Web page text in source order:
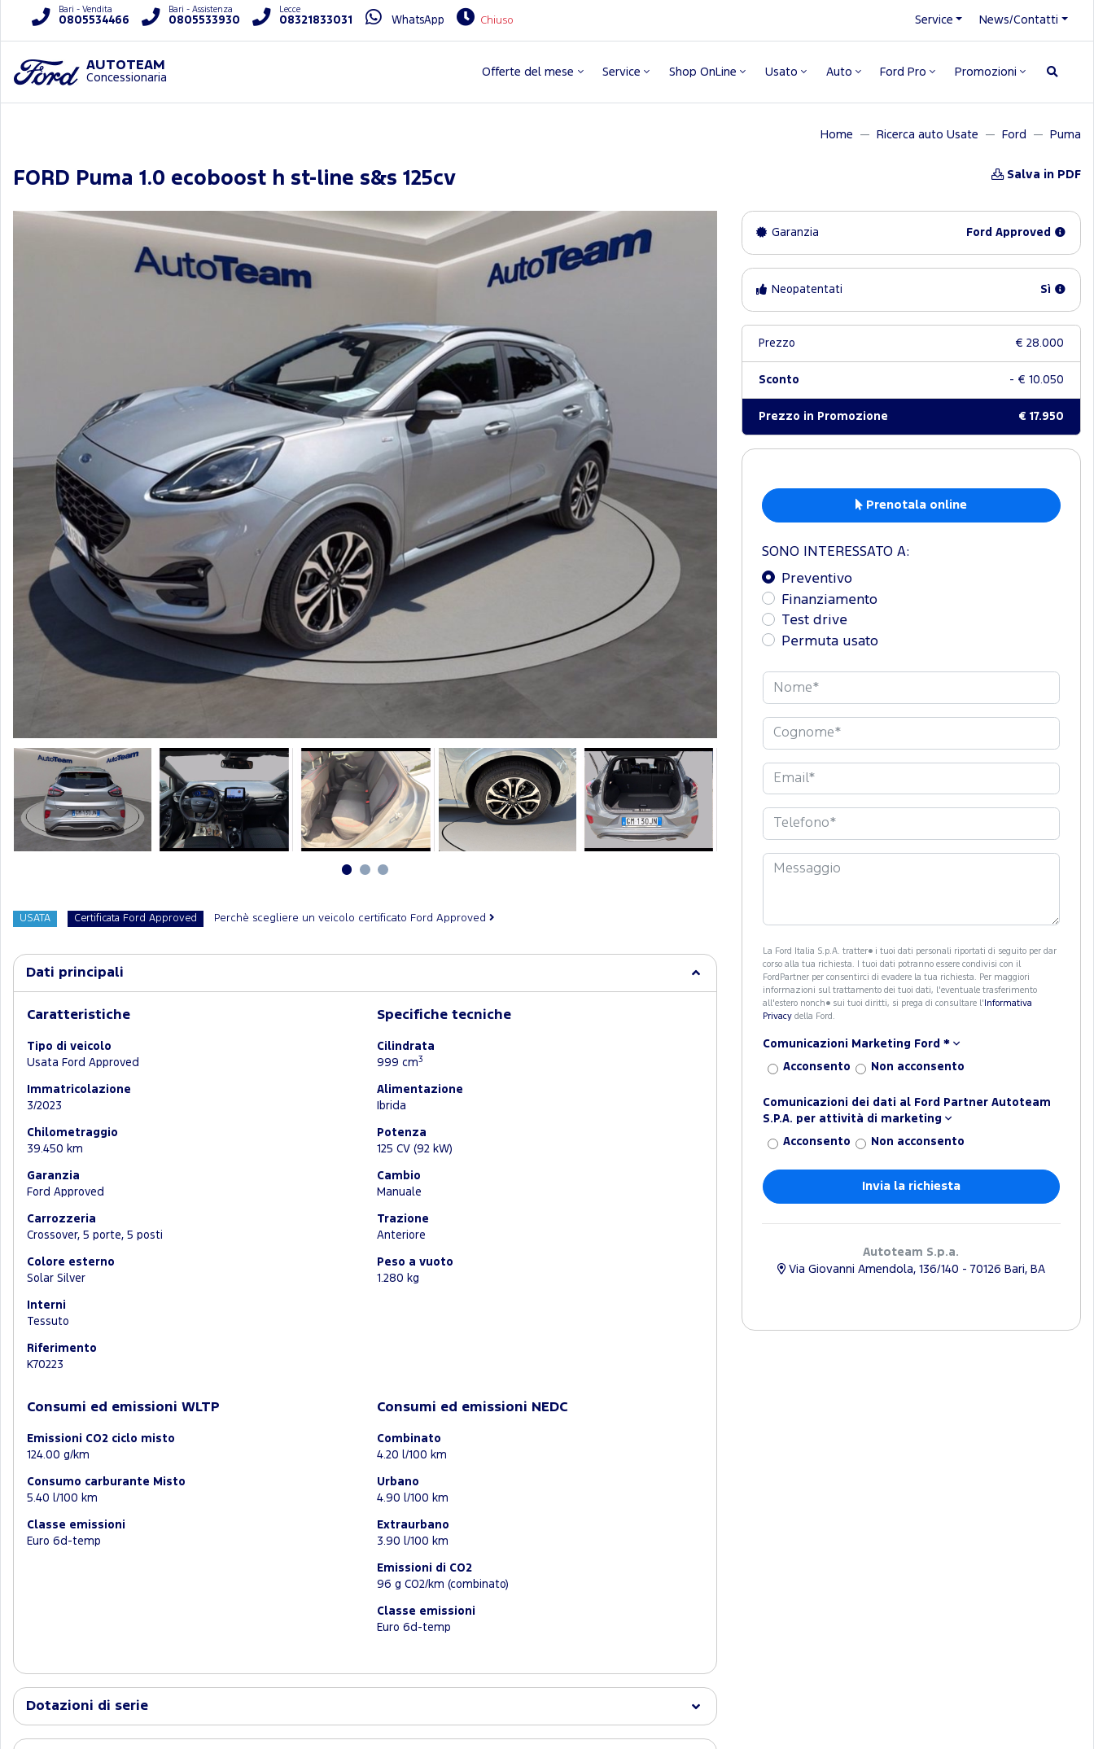
Bari - Vendita
0805534466
Bari - Assistenza
0805533930
Lecce
08321833031 WhatsApp Chiuso Service News/Contatti
AUTOTEAM
Concessionaria Offerte del mese Service Shop OnLine Usato Auto Ford Pro Promozioni
Home Ricerca auto Usate Ford Puma
FORD Puma 1.0 ecoboost h st-line s&s 125cv Salva in PDF
USATA Certificata Ford Approved Perchè scegliere un veicolo certificato Ford Approved
Dati principali
Caratteristiche
Tipo di veicolo
Usata Ford Approved
Immatricolazione
3/2023
Chilometraggio
39.450 km
Garanzia
Ford Approved
Carrozzeria
Crossover, 5 porte, 5 posti
Colore esterno
Solar Silver
Interni
Tessuto
Riferimento
K70223
Specifiche tecniche
Cilindrata
999 cm3
Alimentazione
Ibrida
Potenza
125 CV (92 kW)
Cambio
Manuale
Trazione
Anteriore
Peso a vuoto
1.280 kg
Consumi ed emissioni WLTP
Emissioni CO2 ciclo misto
124.00 g/km
Consumo carburante Misto
5.40 l/100 km
Classe emissioni
Euro 6d-temp
Consumi ed emissioni NEDC
Combinato
4.20 l/100 km
Urbano
4.90 l/100 km
Extraurbano
3.90 l/100 km
Emissioni di CO2
96 g CO2/km (combinato)
Classe emissioni
Euro 6d-temp
Dotazioni di serie
Garanzia Ford Approved
Neopatentati Sì
Prezzo € 28.000
Sconto - € 10.050
Prezzo in Promozione € 17.950
Prenotala online
SONO INTERESSATO A:
Preventivo
Finanziamento
Test drive
Permuta usato
La Ford Italia S.p.A. tratter� i tuoi dati personali riportati di seguito per dar
corso alla tua richiesta. I tuoi dati potranno essere condivisi con il
FordPartner per consentirci di evadere la tua richiesta. Per maggiori
informazioni sul trattamento dei tuoi dati, l'eventuale trasferimento
all'estero nonch� sui tuoi diritti, si prega di consultare l' Informativa
Privacydella Ford.
Comunicazioni Marketing Ford *
Acconsento Non acconsento
Comunicazioni dei dati al Ford Partner Autoteam
S.P.A. per attività di marketing
Acconsento Non acconsento
Autoteam S.p.a.
Via Giovanni Amendola, 136/140 - 70126 Bari, BA